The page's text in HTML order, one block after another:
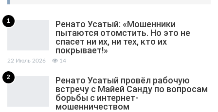
1
Ренато Усатый: «Мошенники
пытаются отомстить. Но это не
спасет ни их, ни тех, кто их
покрывает!»
22 Июль 2026 14
2
Ренато Усатый провёл рабочую
встречу с Майей Санду по вопросам
борьбы с интернет-
мошенничеством